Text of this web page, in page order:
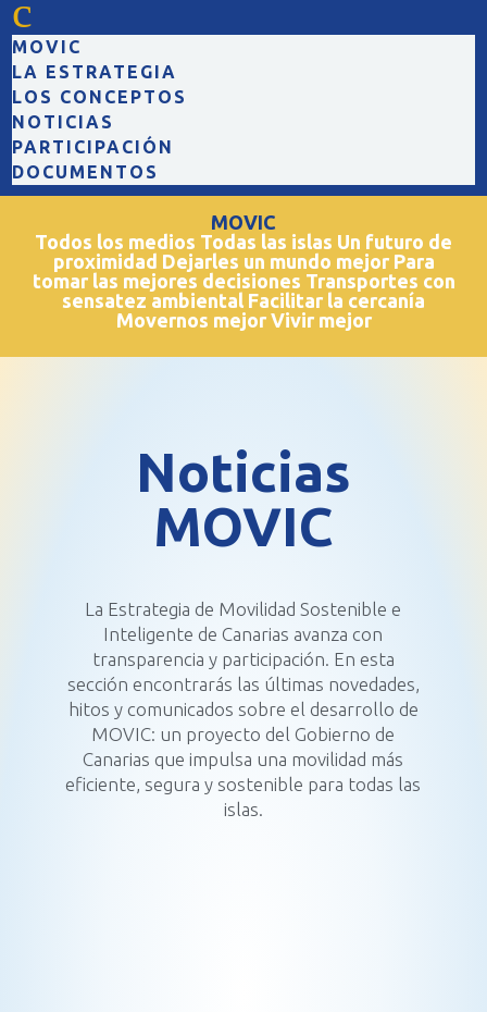
c
MOVIC
LA ESTRATEGIA
LOS CONCEPTOS
NOTICIAS
PARTICIPACIÓN
DOCUMENTOS
MOVIC
Todos los medios Todas las islas Un futuro de
proximidad Dejarles un mundo mejor Para
tomar las mejores decisiones Transportes con
sensatez ambiental Facilitar la cercanía
Movernos mejor Vivir mejor
Noticias
MOVIC
La Estrategia de Movilidad Sostenible e
Inteligente de Canarias avanza con
transparencia y participación. En esta
sección encontrarás las últimas novedades,
hitos y comunicados sobre el desarrollo de
MOVIC: un proyecto del Gobierno de
Canarias que impulsa una movilidad más
eficiente, segura y sostenible para todas las
islas.